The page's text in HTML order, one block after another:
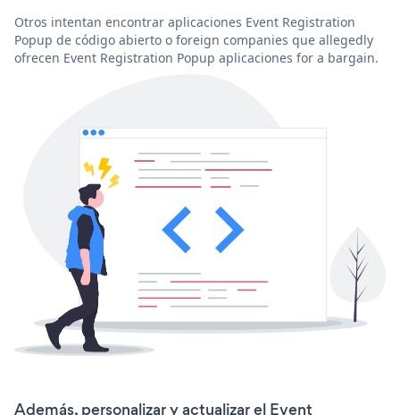
Otros intentan encontrar aplicaciones Event Registration
Popup de código abierto o foreign companies que allegedly
ofrecen Event Registration Popup aplicaciones for a bargain.
Además, personalizar y actualizar el Event